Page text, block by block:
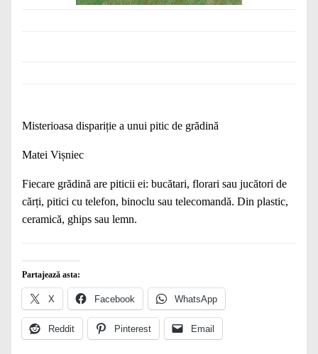
Misterioasa dispariție a unui pitic de grădină
Matei Vișniec
Fiecare grădină are piticii ei: bucătari, florari sau jucători de
cărți, pitici cu telefon, binoclu sau telecomandă. Din plastic,
ceramică, ghips sau lemn.
Partajează asta:
X Facebook WhatsApp
Reddit Pinterest Email